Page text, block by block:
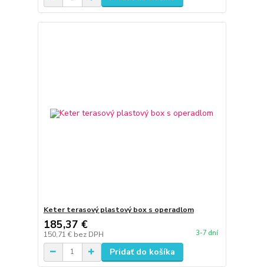
Keter terasový plastový box s operadlom
185,37 €
150,71 € bez DPH 3-7 dní
Pridať do košíka